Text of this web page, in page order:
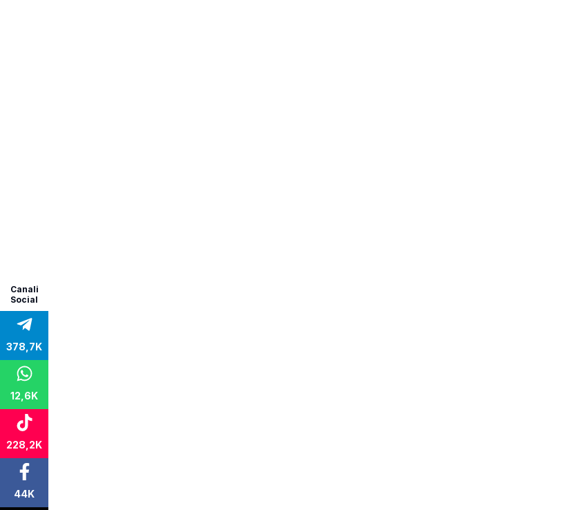
Canali
Social
378,7K
12,6K
228,2K
44K